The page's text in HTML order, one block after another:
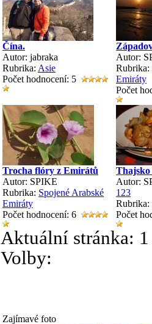
Čína.
Autor: jabraka
Rubrika: Asie
Počet hodnocení: 5
Autor:
Rubrika:
Emiráty
Počet
Trocha flóry z Emirátů
Autor: SPIKE
Rubrika: Spojené Arabské
Emiráty
Počet hodnocení: 6
Autor:
1 23
Rubrika:
Počet
Aktuální stránka:
Volby:
Zajímavé foto